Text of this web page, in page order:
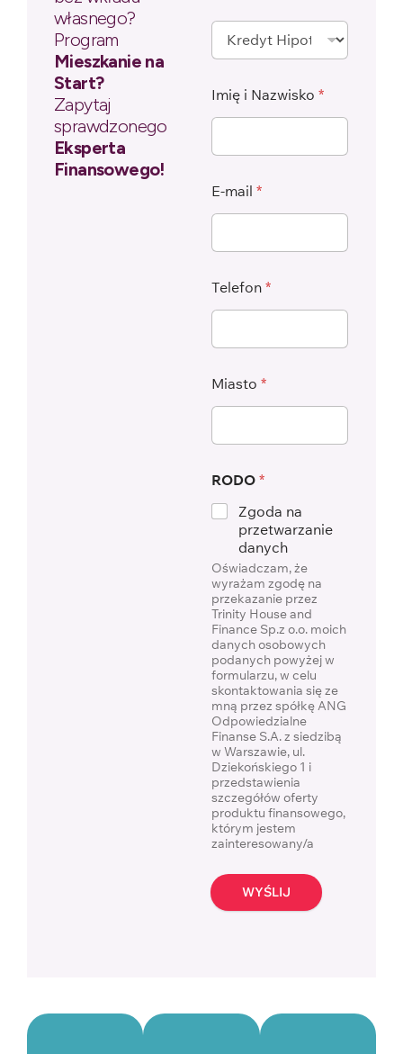
własnego?
Program
Mieszkanie na
Start?
Zapytaj
sprawdzonego
Eksperta
Finansowego!
Imię i Nazwisko *
E-mail *
Telefon *
Miasto *
RODO *
Zgoda na
przetwarzanie
danych
Oświadczam, że
wyrażam zgodę na
przekazanie przez
Trinity House and
Finance Sp.z o.o. moich
danych osobowych
podanych powyżej w
formularzu, w celu
skontaktowania się ze
mną przez spółkę ANG
Odpowiedzialne
Finanse S.A. z siedzibą
w Warszawie, ul.
Dziekońskiego 1 i
przedstawienia
szczegółów oferty
produktu finansowego,
którym jestem
zainteresowany/a
WYŚLIJ